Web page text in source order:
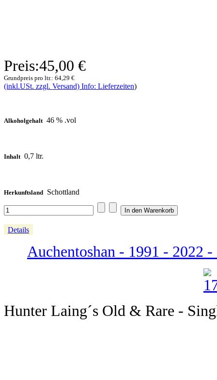
Preis:45,00 €
Grundpreis pro ltr.: 64,29 €
(inkl.USt. zzgl. Versand) Info: Lieferzeiten)
Alkoholgehalt 46 % .vol
Inhalt 0,7 ltr.
Herkunftsland Schottland
Details
Auchentoshan - 1991 - 2022
Hunter Laing´s Old & Rare -